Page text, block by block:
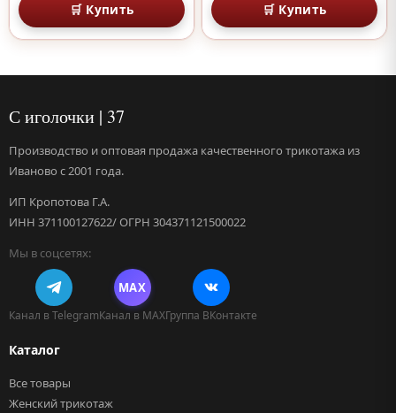
🛒 Купить 🛒 Купить
С иголочки | 37
Производство и оптовая продажа качественного трикотажа из
Иваново с 2001 года.
ИП Кропотова Г.А.
ИНН 371100127622/ ОГРН 304371121500022
Мы в соцсетях:
Канал в Telegram
MAX
Канал в MAXГруппа ВКонтакте
Каталог
Все товары
Женский трикотаж